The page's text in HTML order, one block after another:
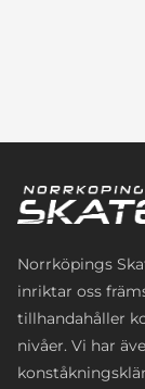
Norrköpings
inriktar oss
tillhandahåller
nivåer. Vi har